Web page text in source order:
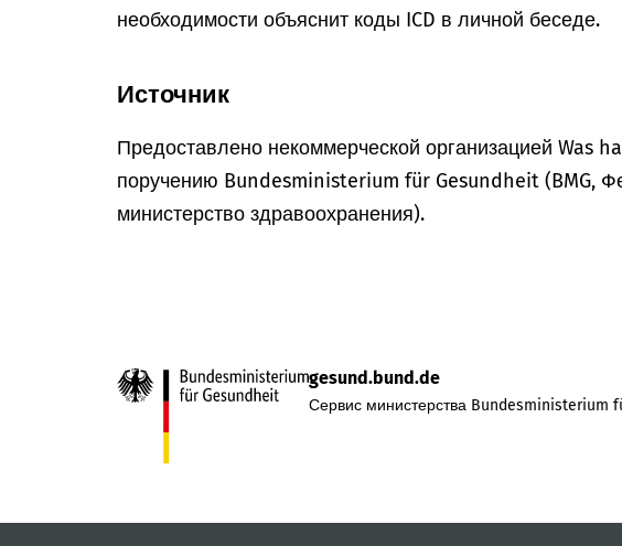
необходимости объяснит коды ICD в личной беседе.
Источник
Предоставлено некоммерческой организацией Was
поручению Bundesministerium für Gesundheit (BMG,
министерство здравоохранения).
gesund.bund.de
Сервис министерства Bundesministerium